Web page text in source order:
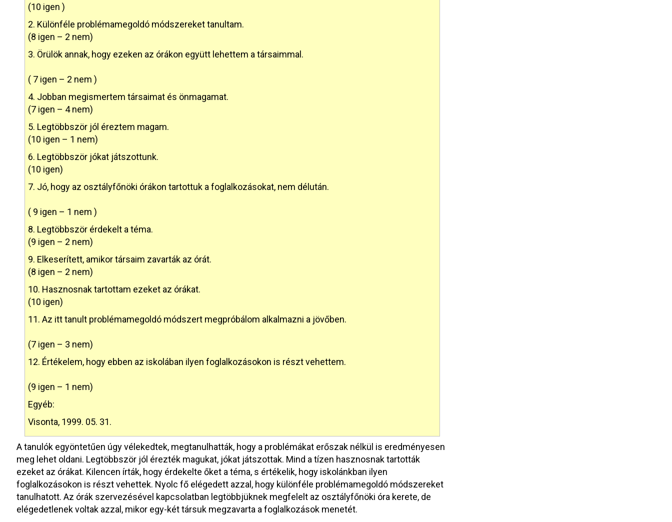
(10 igen )
2. Különféle problémamegoldó módszereket tanultam.
(8 igen – 2 nem)
3. Örülök annak, hogy ezeken az órákon együtt lehettem a társaimmal.
( 7 igen – 2 nem )
4. Jobban megismertem társaimat és önmagamat.
(7 igen – 4 nem)
5. Legtöbbször jól éreztem magam.
(10 igen – 1 nem)
6. Legtöbbször jókat játszottunk.
(10 igen)
7. Jó, hogy az osztályfőnöki órákon tartottuk a foglalkozásokat, nem délután.
( 9 igen – 1 nem )
8. Legtöbbször érdekelt a téma.
(9 igen – 2 nem)
9. Elkeserített, amikor társaim zavarták az órát.
(8 igen – 2 nem)
10. Hasznosnak tartottam ezeket az órákat.
(10 igen)
11. Az itt tanult problémamegoldó módszert megpróbálom alkalmazni a jövőben.
(7 igen – 3 nem)
12. Értékelem, hogy ebben az iskolában ilyen foglalkozásokon is részt vehettem.
(9 igen – 1 nem)
Egyéb:
Visonta, 1999. 05. 31.
A tanulók egyöntetűen úgy vélekedtek, megtanulhatták, hogy a problémákat erőszak nélkül is eredményesen
meg lehet oldani. Legtöbbször jól érezték magukat, jókat játszottak. Mind a tízen hasznosnak tartották
ezeket az órákat. Kilencen írták, hogy érdekelte őket a téma, s értékelik, hogy iskolánkban ilyen
foglalkozásokon is részt vehettek. Nyolc fő elégedett azzal, hogy különféle problémamegoldó módszereket
tanulhatott. Az órák szervezésével kapcsolatban legtöbbjüknek megfelelt az osztályfőnöki óra kerete, de
elégedetlenek voltak azzal, mikor egy-két társuk megzavarta a foglalkozások menetét.